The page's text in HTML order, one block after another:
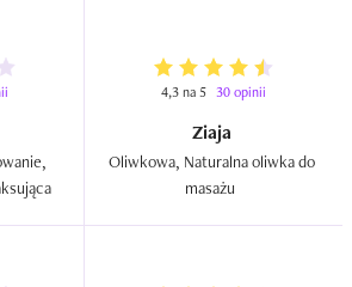
4,3 na 5 30 opinii
Ziaja
Oliwkowa, Naturalna oliwka do